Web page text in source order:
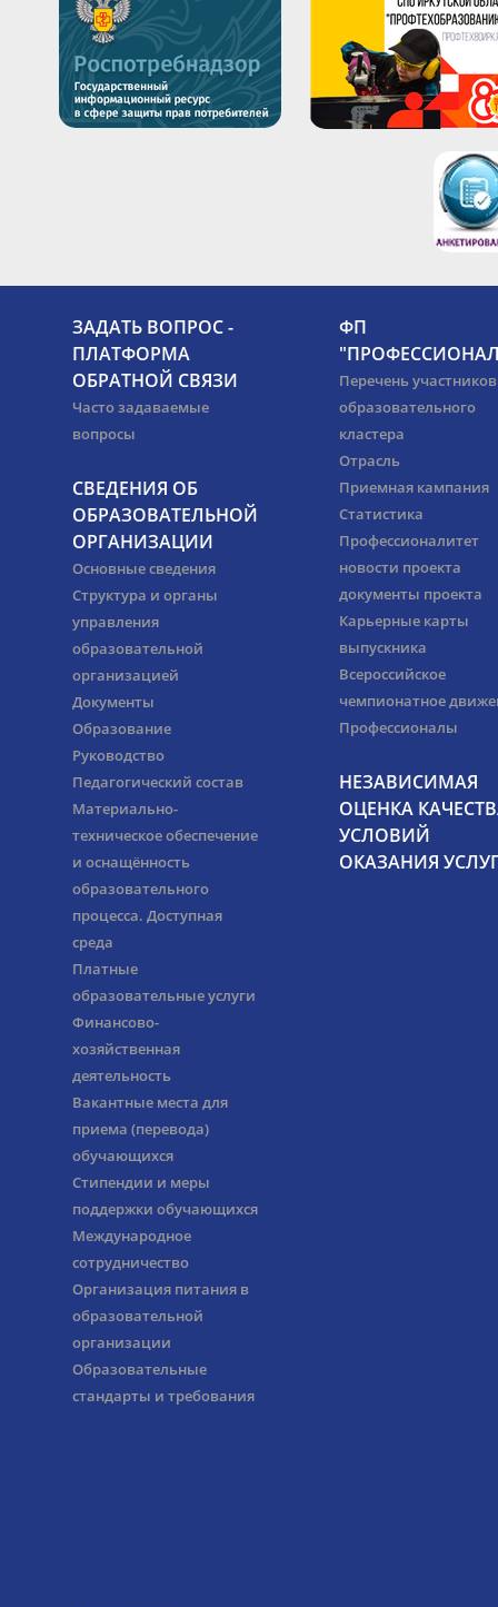
ЗАДАТЬ ВОПРОС -
ПЛАТФОРМА
ОБРАТНОЙ СВЯЗИ
Часто задаваемые
вопросы
СВЕДЕНИЯ ОБ
ОБРАЗОВАТЕЛЬНОЙ
ОРГАНИЗАЦИИ
Основные сведения
Структура и органы
управления
образовательной
организацией
Документы
Образование
Руководство
Педагогический состав
Материально-
техническое обеспечение
и оснащённость
образовательного
процесса. Доступная
среда
Платные
образовательные услуги
Финансово-
хозяйственная
деятельность
Вакантные места для
приема (перевода)
обучающихся
Стипендии и меры
поддержки обучающихся
Международное
сотрудничество
Организация питания в
образовательной
организации
Образовательные
стандарты и требования
ФП
Перечень участников
образовательного
кластера
Отрасль
Приемная кампания
Статистика
Профессионалитет
новости проекта
документы проекта
Карьерные карты
выпускника
Всероссийское
чемпионатное
Профессионалы
НЕЗАВИСИМАЯ
ОЦЕНКА
УСЛОВИЙ
ОКАЗАНИЯ